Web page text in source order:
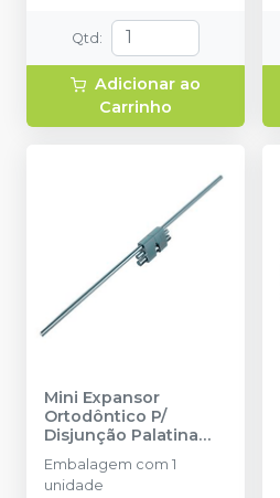
Qtd :
Adicionar ao
Carrinho
Mini Expansor
Ortodôntico P/
Disjunção Palatina
Embalagem com 1
unidade